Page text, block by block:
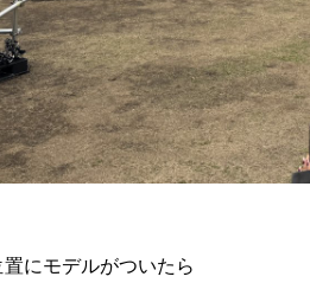
にモデルがついたら